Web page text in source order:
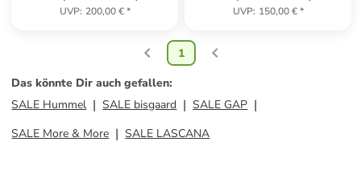
UVP: 200,00 €*
UVP: 150,00 €*
1
Das könnte Dir auch gefallen:
SALE Hummel
SALE bisgaard
SALE GAP
SALE More & More
SALE LASCANA